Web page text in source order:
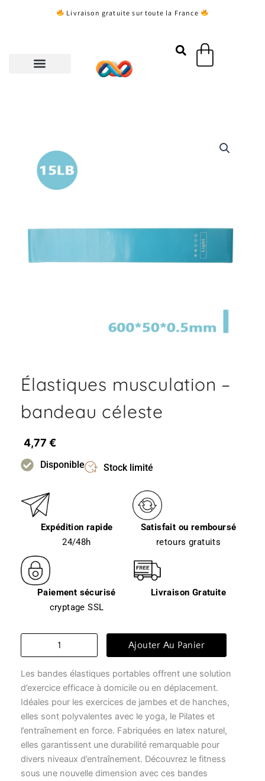
Livraison gratuite sur toute la France
Panier
Élastiques musculation –
bandeau céleste
4,77 €
Disponible Stock limité
Expédition rapide
24/48h
Satisfait ou remboursé
retours gratuits
Paiement sécurisé
cryptage SSL
Livraison Gratuite
quantité
musculation
-
bandeau
Ajouter Au Panier
Les bandes élastiques portables offrent une solution
d’exercice efficace à domicile ou en déplacement.
Idéales pour les exercices de jambes et de hanches,
elles sont polyvalentes avec le yoga, le Pilates et
l’entraînement en force. Fabriquées en latex naturel,
elles garantissent une durabilité remarquable pour
divers niveaux d’entraînement. Découvrez le fitness
sous une nouvelle dimension avec ces bandes